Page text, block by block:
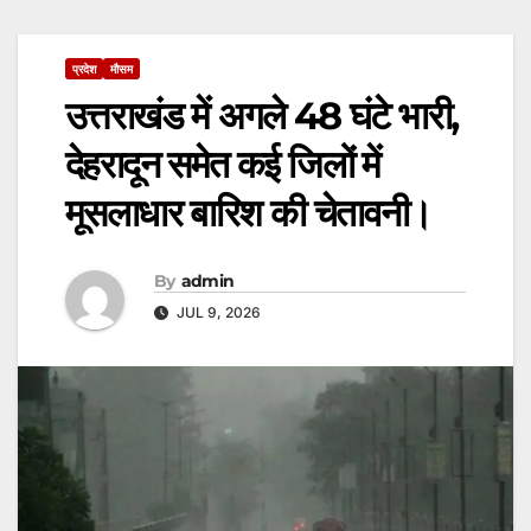
प्रदेश मौसम
उत्तराखंड में अगले 48 घंटे भारी,
देहरादून समेत कई जिलों में
मूसलाधार बारिश की चेतावनी।
By admin
JUL 9, 2026